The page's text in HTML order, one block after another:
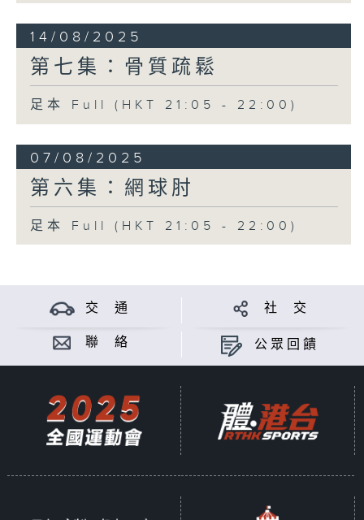
14/08/2025
第七集：骨質疏鬆
足本 Full (HKT 21:05 - 22:00)
07/08/2025
第六集：網球肘
足本 Full (HKT 21:05 - 22:00)
交 通 社 交
聯 絡 公眾回饋